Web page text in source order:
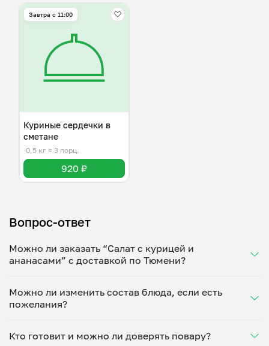
Завтра c 11:00
Куриные сердечки в
сметане
0,5 кг ≈ 3 порц.
920 ₽
Вопрос-ответ
Можно ли заказать “Салат с курицей и
ананасами” с доставкой по Тюмени?
Укажите удобное время — и получите свежее
домашнее блюдо в большой порции прямо с плиты.
минут. Статус заказа отслеживайте в личном
кабинете, а с поваром можно связаться напрямую в
Можно ли изменить состав блюда, если есть
пожелания?
ваши предпочтения: уберет специи, снизит
Кто готовит и можно ли доверять повару?